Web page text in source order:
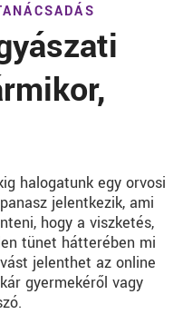
halogatunk egy orvosi
jelentkezik, ami
hogy a viszketés,
tünet hátterében mi
jelenthet az online
gyermekéről vagy